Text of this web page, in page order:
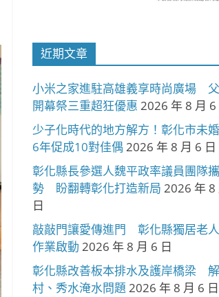
近期文章
小米之家進駐高雄義享時尚廣場
開幕祭三重超狂優惠 2026 年 8 月 6
少子化時代的地方解方！彰化市未
6年促成10對佳偶 2026 年 8 月 6 日
彰化縣長參選人魏平政率議員團隊
勢 盼翻轉彰化打造新局 2026 年 8
日
敲敲門讓愛傳進門 彰化縣獨居老
作業啟動 2026 年 8 月 6 日
彰化縣改善板本排水及護岸橋梁
村、秀水淹水問題 2026 年 8 月 6 日